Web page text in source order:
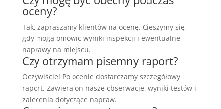
oceny?
Tak, zapraszamy klientów na ocenę. Cieszymy się,
gdy mogą omówić wyniki inspekcji i ewentualne
naprawy na miejscu.
Czy otrzymam pisemny raport?
Oczywiście! Po ocenie dostarczamy szczegółowy
raport. Zawiera on nasze obserwacje, wyniki testów i
zalecenia dotyczące napraw.